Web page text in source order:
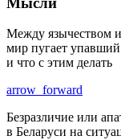
Между язычеством
мир пугает
и что с этим делать
arrow_forward
Безразличие или
в Беларуси на